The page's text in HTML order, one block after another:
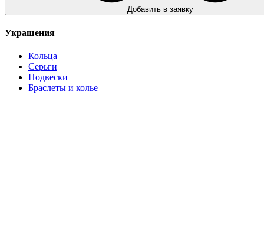
Добавить в заявку
Украшения
Кольца
Серьги
Подвески
Браслеты и колье